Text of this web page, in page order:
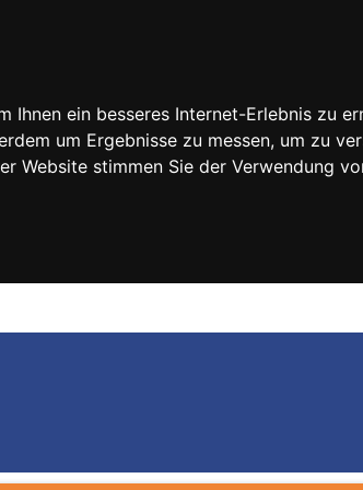
ein besseres Internet-Erlebnis zu
um Ergebnisse zu messen, um zu
Website stimmen Sie der Verwendung